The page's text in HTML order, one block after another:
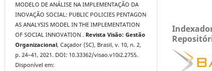
MODELO DE ANÁLISE NA IMPLEMENTAÇÃO DA
INOVAÇÃO SOCIAL: PUBLIC POLICIES PENTAGON
AS ANALYSIS MODEL IN THE IMPLEMENTATION
OF SOCIAL INNOVATION . Revista Visão: Gestão
Organizacional, Caçador (SC), Brasil, v. 10, n. 2,
p. 24–41, 2021. DOI: 10.33362/visao.v10i2.2755.
Disponível em: